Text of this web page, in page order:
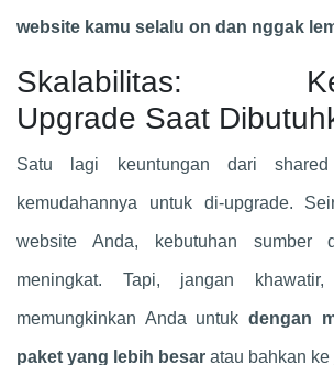
website kamu selalu on dan nggak
Skalabilitas:
Upgrade Saat
Satu lagi keuntungan dari
kemudahannya untuk di-upgrade.
website Anda, kebutuhan sumber
meningkat. Tapi, jangan
memungkinkan Anda untuk dengan
paket yang lebih besar atau bahkan